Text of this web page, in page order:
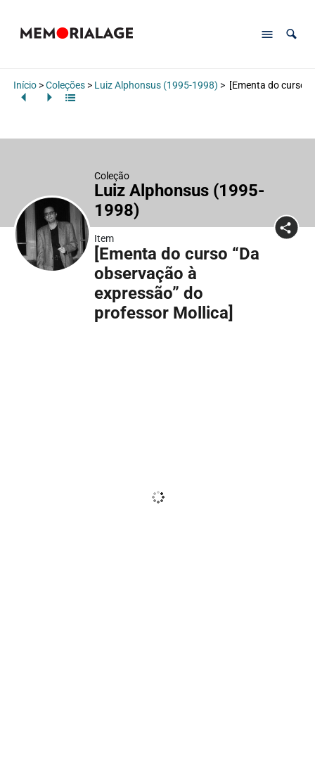
Início>Coleções> Luiz Alphonsus (1995-1998) > [Ementa do curso
Coleção
Luiz Alphonsus (1995-
1998)
Item
[Ementa do curso “Da
observação à
expressão” do
professor Mollica]